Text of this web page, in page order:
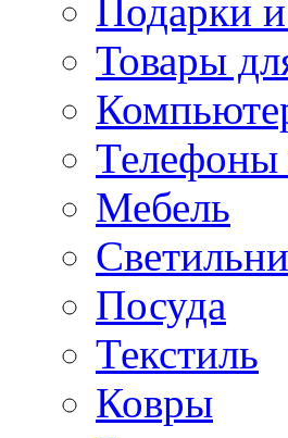
Подарки
Товары
Телефоны
Мебель
Посуда
Текстиль
Ковры